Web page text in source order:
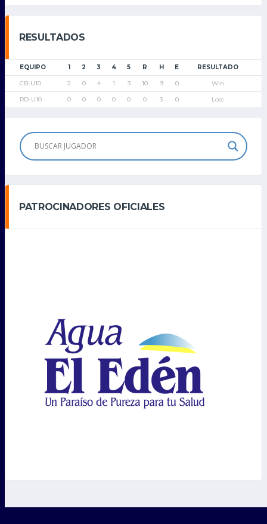
RESULTADOS
EQUIPO 1 2 3 4 5 R H E RESULTADO
CB-U10 2 0 4 1 3 10 9 0 Win
RD-U10 0 0 0 0 0 0 3 0 Loss
PATROCINADORES OFICIALES